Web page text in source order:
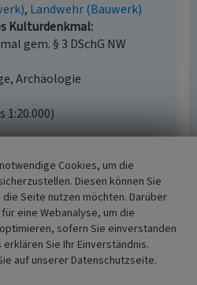
Landwehr (Bauwerk)
Kulturdenkmal
gem. § 3 DSchG NW
Archäologie
1:20.000)
mündliche Hinweise
Cookies, um die
Diesen können Sie
Seite nutzen möchten. Darüber
eine Webanalyse, um die
sofern Sie einverstanden
Sie Ihr Einverständnis.
auf unserer Datenschutzseite.